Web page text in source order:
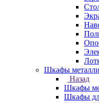
Шкафы
Назад
Шкафы
Шкафы